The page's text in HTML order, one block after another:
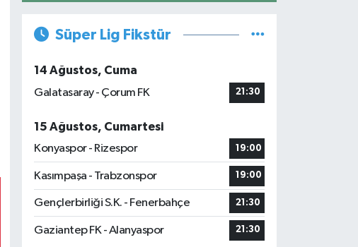
Süper Lig Fikstür
14 Ağustos, Cuma
Galatasaray - Çorum FK
21:30
15 Ağustos, Cumartesi
Konyaspor - Rizespor
19:00
Kasımpaşa - Trabzonspor 19:00
Gençlerbirliği S.K. - Fenerbahçe 21:30
Gaziantep FK - Alanyaspor 21:30